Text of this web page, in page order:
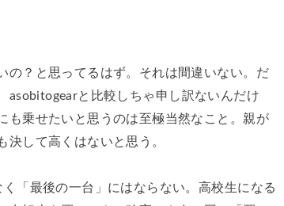
の？と思ってるはず。それは間違いない。だ
asobitogearと比較しちゃ申し訳ないんだけ
も乗せたいと思うのは至極当然なこと。親が
して高くはないと思う。
「最後の一台」にはならない。高校生になる